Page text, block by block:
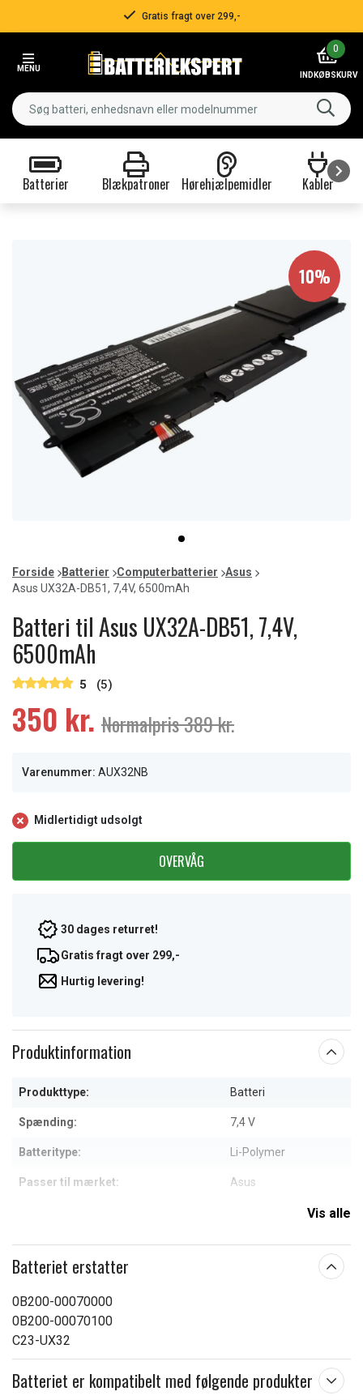
Gratis fragt over 299,-
MENU
0
INDKØBSKURV
Batterier Blækpatroner Hørehjælpemidler Kabler
item
0
of
1
10%
Forside Batterier Computerbatterier
Asus
Asus UX32A-DB51, 7,4V, 6500mAh
Batteri til Asus UX32A-DB51, 7,4V,
6500mAh
5 (5)
350 kr. Normalpris 389 kr.
Varenummer: AUX32NB
Midlertidigt udsolgt
OVERVÅG
30 dages returret!
Gratis fragt over 299,-
Hurtig levering!
Produktinformation
Produkttype: Batteri
Spænding: 7,4 V
Batteritype: Li-Polymer
Passer til mærket: Asus
Vis alle
Batteriet erstatter
0B200-00070000
0B200-00070100
C23-UX32
Batteriet er kompatibelt med følgende produkter